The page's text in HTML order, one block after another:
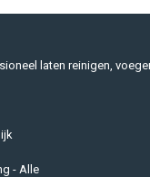
laten reinigen,
- Alle